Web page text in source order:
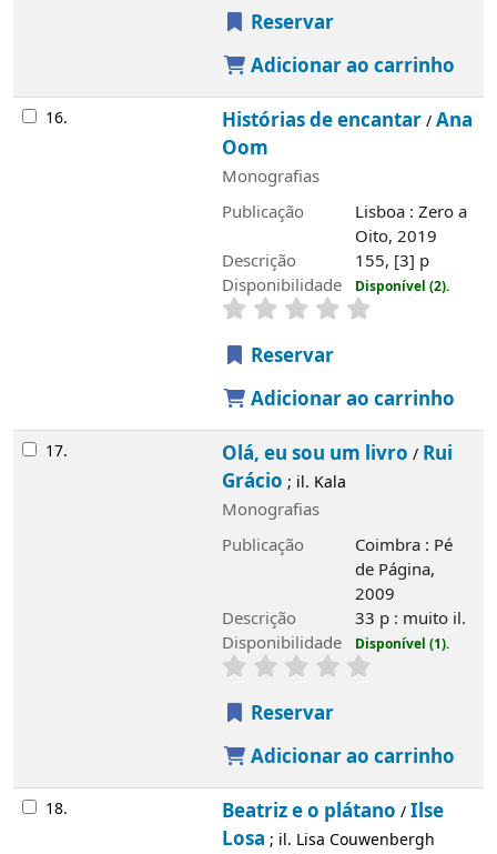
Reservar
Adicionar ao carrinho
16. Histórias de encantar/Ana
Oom
Monografias
Publicação
Lisboa : Zero a
Oito, 2019
Descrição
155, [3] p
Disponibilidade
Disponível (2).
Reservar
Adicionar ao carrinho
17. Olá, eu sou um livro / Rui
Grácio ; il. Kala
Monografias
Publicação
Coimbra : Pé
de Página,
2009
Descrição
33 p : muito il.
Disponibilidade
Disponível (1).
Reservar
Adicionar ao carrinho
18. Beatriz e o plátano /Ilse
Losa ; il. Lisa Couwenbergh